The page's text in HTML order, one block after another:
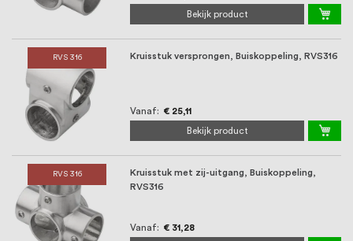
Bekijk product
RVS 316 Kruisstuk versprongen, Buiskoppeling, RVS316
Vanaf € 25,11
Bekijk product
RVS 316
Kruisstuk met zij-uitgang, Buiskoppeling,
RVS316
Vanaf € 31,28